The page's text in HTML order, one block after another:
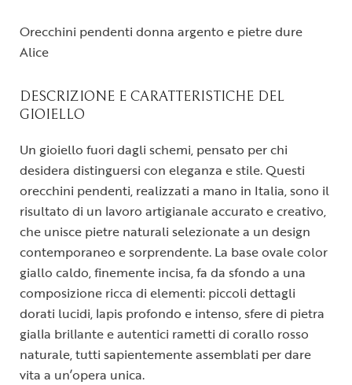
Orecchini pendenti donna argento e pietre dure
Alice
DESCRIZIONE E CARATTERISTICHE DEL
GIOIELLO
Un gioiello fuori dagli schemi, pensato per chi
desidera distinguersi con eleganza e stile. Questi
orecchini pendenti, realizzati a mano in Italia, sono il
risultato di un lavoro artigianale accurato e creativo,
che unisce pietre naturali selezionate a un design
contemporaneo e sorprendente. La base ovale color
giallo caldo, finemente incisa, fa da sfondo a una
composizione ricca di elementi: piccoli dettagli
dorati lucidi, lapis profondo e intenso, sfere di pietra
gialla brillante e autentici rametti di corallo rosso
naturale, tutti sapientemente assemblati per dare
vita a un’opera unica.